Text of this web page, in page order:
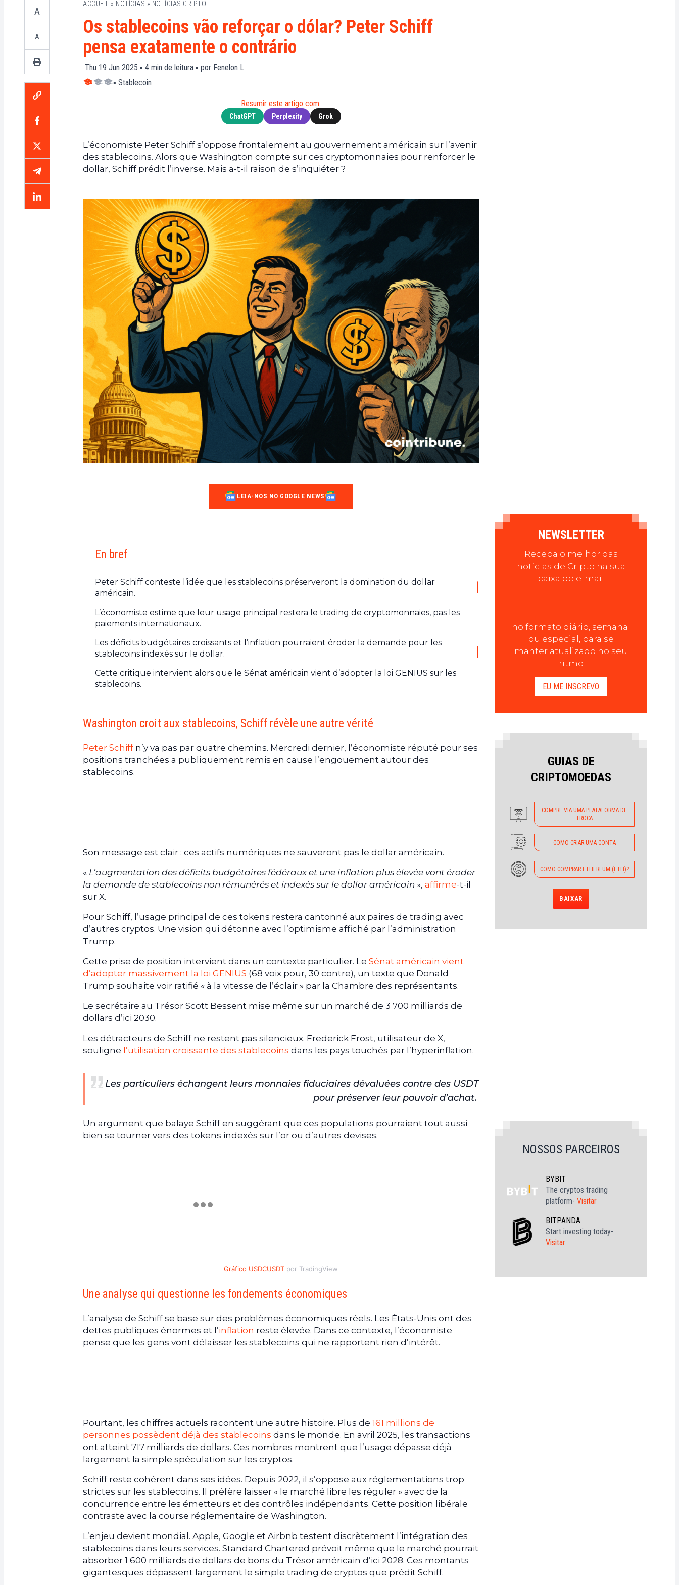
Notícias
Web3
XRP
(XRP)
A
A
ACCUEIL » NOTÍCIAS » NOTÍCIAS CRIPTO
Os stablecoins vão reforçar o dólar? Peter Schiff
pensa exatamente o contrário
Thu 19 Jun 2025 ▪ 4 min de leitura ▪ por Fenelon L.
▪ Stablecoin
Resumir este artigo com:
ChatGPT Perplexity Grok
L’économiste Peter Schiff s’oppose frontalement au gouvernement américain sur l’avenir
des stablecoins. Alors que Washington compte sur ces cryptomonnaies pour renforcer le
dollar, Schiff prédit l’inverse. Mais a-t-il raison de s’inquiéter ?
LEIA-NOS NO GOOGLE NEWS
En bref
Peter Schiff conteste l’idée que les stablecoins préserveront la domination du dollar
américain.
L’économiste estime que leur usage principal restera le trading de cryptomonnaies, pas les
paiements internationaux.
Les déficits budgétaires croissants et l’inflation pourraient éroder la demande pour les
stablecoins indexés sur le dollar.
Cette critique intervient alors que le Sénat américain vient d’adopter la loi GENIUS sur les
stablecoins.
Washington croit aux stablecoins, Schiff révèle une autre vérité
Peter Schiffn’y va pas par quatre chemins. Mercredi dernier, l’économiste réputé pour ses
positions tranchées a publiquement remis en cause l’engouement autour des
stablecoins.
Son message est clair : ces actifs numériques ne sauveront pas le dollar américain.
« L’augmentation des déficits budgétaires fédéraux et une inflation plus élevée vont éroder
la demande de stablecoins non rémunérés et indexés sur le dollar américain », affirme-t-il
sur X.
Pour Schiff, l’usage principal de ces tokens restera cantonné aux paires de trading avec
d’autres cryptos. Une vision qui détonne avec l’optimisme affiché par l’administration
Trump.
Cette prise de position intervient dans un contexte particulier. Le Sénat américain vient
d’adopter massivement la loi GENIUS (68 voix pour, 30 contre), un texte que Donald
Trump souhaite voir ratifié « à la vitesse de l’éclair » par la Chambre des représentants.
Le secrétaire au Trésor Scott Bessent mise même sur un marché de 3 700 milliards de
dollars d’ici 2030.
Les détracteurs de Schiff ne restent pas silencieux. Frederick Frost, utilisateur de X,
souligne l’utilisation croissante des stablecoins dans les pays touchés par l’hyperinflation.
Les particuliers échangent leurs monnaies fiduciaires dévaluées contre des USDT
pour préserver leur pouvoir d’achat.
Un argument que balaye Schiff en suggérant que ces populations pourraient tout aussi
bien se tourner vers des tokens indexés sur l’or ou d’autres devises.
Gráfico USDCUSDT por TradingView
Une analyse qui questionne les fondements économiques
L’analyse de Schiff se base sur des problèmes économiques réels. Les États-Unis ont des
dettes publiques énormes et l’inflation reste élevée. Dans ce contexte, l’économiste
pense que les gens vont délaisser les stablecoins qui ne rapportent rien d’intérêt.
Pourtant, les chiffres actuels racontent une autre histoire. Plus de 161 millions de
personnes possèdent déjà des stablecoins dans le monde. En avril 2025, les transactions
ont atteint 717 milliards de dollars. Ces nombres montrent que l’usage dépasse déjà
largement la simple spéculation sur les cryptos.
Schiff reste cohérent dans ses idées. Depuis 2022, il s’oppose aux réglementations trop
strictes sur les stablecoins. Il préfère laisser « le marché libre les réguler » avec de la
concurrence entre les émetteurs et des contrôles indépendants. Cette position libérale
contraste avec la course réglementaire de Washington.
L’enjeu devient mondial. Apple, Google et Airbnb testent discrètement l’intégration des
stablecoins dans leurs services. Standard Chartered prévoit même que le marché pourrait
absorber 1 600 milliards de dollars de bons du Trésor américain d’ici 2028. Ces montants
gigantesques dépassent largement le simple trading de cryptos que prédit Schiff.
NEWSLETTER
Receba o melhor das
notícias de Cripto na sua
caixa de e-mail
no formato diário, semanal
ou especial, para se
manter atualizado no seu
ritmo
EU ME INSCREVO
GUIAS DE
CRIPTOMOEDAS
COMPRE VIA UMA PLATAFORMA DE
TROCA
COMO CRIAR UMA CONTA
COMO COMPRAR ETHEREUM (ETH)?
BAIXAR
NOSSOS PARCEIROS
BYBIT
The cryptos trading
platform- Visitar
BITPANDA
Start investing today-
Visitar